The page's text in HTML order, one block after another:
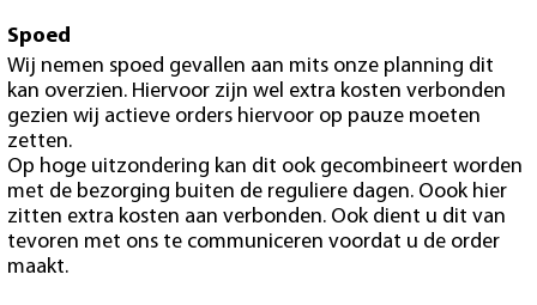
Spoed
Wij nemen spoed gevallen aan mits onze planning dit
kan overzien. Hiervoor zijn wel extra kosten verbonden
gezien wij actieve orders hiervoor op pauze moeten
zetten.
Op hoge uitzondering kan dit ook gecombineert worden
met de bezorging buiten de reguliere dagen. Oook hier
zitten extra kosten aan verbonden. Ook dient u dit van
tevoren met ons te communiceren voordat u de order
maakt.